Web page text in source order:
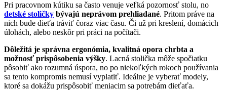
Pri pracovnom kútiku sa často venuje veľká pozornosť stolu, no
detské stoličky bývajú neprávom prehliadané. Pritom práve na
nich bude dieťa tráviť čoraz viac času. Či už pri kreslení, domácich
úlohách, alebo neskôr pri práci na počítači.
Dôležitá je správna ergonómia, kvalitná opora chrbta a
možnosť prispôsobenia výšky. Lacná stolička môže spočiatku
pôsobiť ako rozumná úspora, no po niekoľkých rokoch používania
sa tento kompromis nemusí vyplatiť. Ideálne je vyberať modely,
ktoré sa dokážu prispôsobiť meniacim sa potrebám dieťaťa.